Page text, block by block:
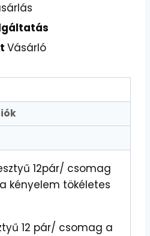
Vásárló
12pár/ csomag
kényelem tökéletes
12 pár/ csomag a